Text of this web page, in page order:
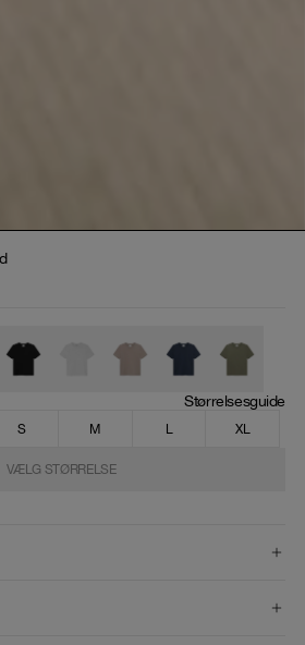
Størrelsesguide
S M L XL
VÆLG STØRRELSE